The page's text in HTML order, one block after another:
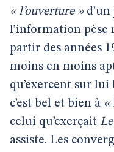
« l’ouverture »d’un
l’information pèse
partir des années
moins en moins
qu’exercent sur
c’est bel et bien à «
celui qu’exerçait
assiste. Les